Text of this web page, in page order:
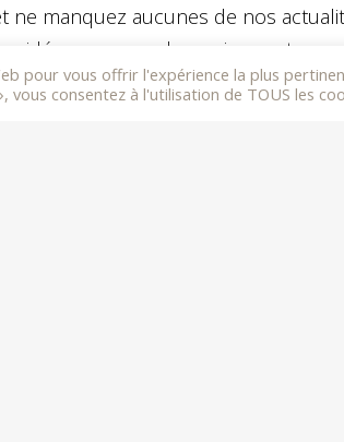
ne manquez aucunes de nos
idées gourmandes, suivez notre
pour vous offrir l'expérience la plus
consentez à l'utilisation de TOUS les